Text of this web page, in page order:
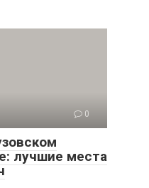
0
лучшие места